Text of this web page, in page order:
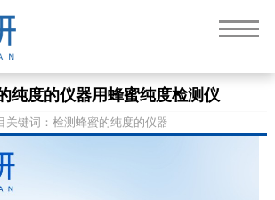
纯度的仪器用蜂蜜纯度检测仪
关键词：检测蜂蜜的纯度的仪器